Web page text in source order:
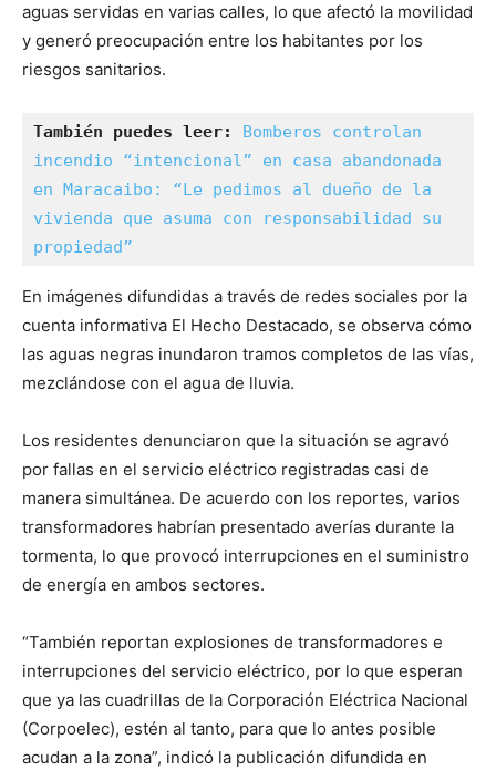
aguas servidas en varias calles, lo que afectó la movilidad
y generó preocupación entre los habitantes por los
riesgos sanitarios.
También puedes leer:
Bomberos controlan
incendio “intencional” en casa abandonada
en Maracaibo: “Le pedimos al dueño de la
vivienda que asuma con responsabilidad su
propiedad”
En imágenes difundidas a través de redes sociales por la
cuenta informativa El Hecho Destacado, se observa cómo
las aguas negras inundaron tramos completos de las vías,
mezclándose con el agua de lluvia.
Los residentes denunciaron que la situación se agravó
por fallas en el servicio eléctrico registradas casi de
manera simultánea. De acuerdo con los reportes, varios
transformadores habrían presentado averías durante la
tormenta, lo que provocó interrupciones en el suministro
de energía en ambos sectores.
“También reportan explosiones de transformadores e
interrupciones del servicio eléctrico, por lo que esperan
que ya las cuadrillas de la Corporación Eléctrica Nacional
(Corpoelec), estén al tanto, para que lo antes posible
acudan a la zona”, indicó la publicación difundida en